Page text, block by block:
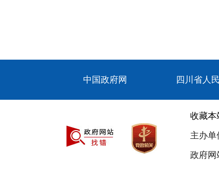
中国政府网 四川省人
收藏本
主办
政府网